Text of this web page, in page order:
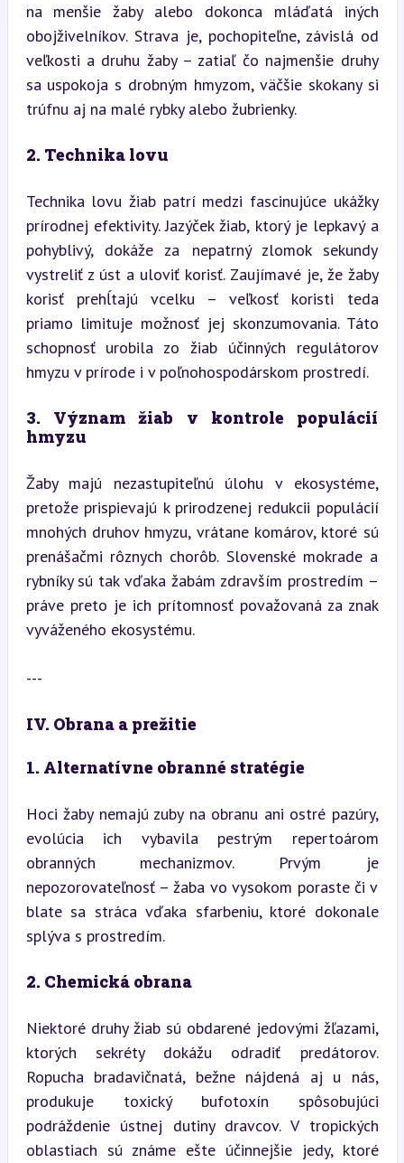
na menšie žaby alebo dokonca mláďatá iných
obojživelníkov. Strava je, pochopiteľne, závislá od
veľkosti a druhu žaby – zatiaľ čo najmenšie druhy
sa uspokoja s drobným hmyzom, väčšie skokany si
trúfnu aj na malé rybky alebo žubrienky.
2. Technika lovu
Technika lovu žiab patrí medzi fascinujúce ukážky
prírodnej efektivity. Jazýček žiab, ktorý je lepkavý a
pohyblivý, dokáže za nepatrný zlomok sekundy
vystreliť z úst a uloviť korisť. Zaujímavé je, že žaby
korisť prehĺtajú vcelku – veľkosť koristi teda
priamo limituje možnosť jej skonzumovania. Táto
schopnosť urobila zo žiab účinných regulátorov
hmyzu v prírode i v poľnohospodárskom prostredí.
3. Význam žiab v kontrole populácií
hmyzu
Žaby majú nezastupiteľnú úlohu v ekosystéme,
pretože prispievajú k prirodzenej redukcii populácií
mnohých druhov hmyzu, vrátane komárov, ktoré sú
prenášačmi rôznych chorôb. Slovenské mokrade a
rybníky sú tak vďaka žabám zdravším prostredím –
práve preto je ich prítomnosť považovaná za znak
vyváženého ekosystému.
---
IV. Obrana a prežitie
1. Alternatívne obranné stratégie
Hoci žaby nemajú zuby na obranu ani ostré pazúry,
evolúcia ich vybavila pestrým repertoárom
obranných mechanizmov. Prvým je
nepozorovateľnosť – žaba vo vysokom poraste či v
blate sa stráca vďaka sfarbeniu, ktoré dokonale
splýva s prostredím.
2. Chemická obrana
Niektoré druhy žiab sú obdarené jedovými žľazami,
ktorých sekréty dokážu odradiť predátorov.
Ropucha bradavičnatá, bežne nájdená aj u nás,
produkuje toxický bufotoxín spôsobujúci
podráždenie ústnej dutiny dravcov. V tropických
oblastiach sú známe ešte účinnejšie jedy, ktoré